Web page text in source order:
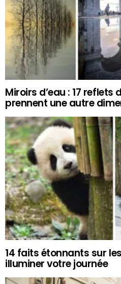
Miroirs d’eau : 17
prennent une autre
14 faits étonnants sur
illuminer votre journée